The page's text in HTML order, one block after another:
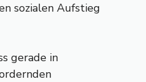
sozialen Aufstieg
gerade in